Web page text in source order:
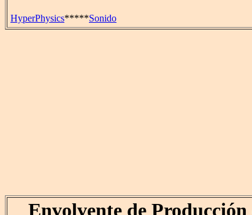
HyperPhysics*****Sonido
Envolvente de Producción